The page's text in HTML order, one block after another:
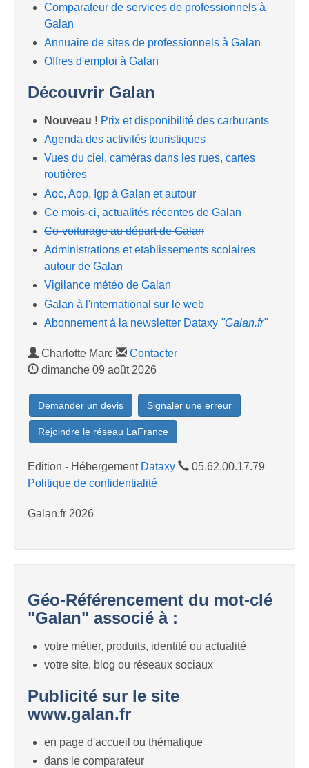
Comparateur de services de professionnels à
Galan
Annuaire de sites de professionnels à Galan
Offres d'emploi à Galan
Découvrir Galan
Nouveau ! Prix et disponibilité des carburants
Agenda des activités touristiques
Vues du ciel, caméras dans les rues, cartes
routières
Aoc, Aop, Igp à Galan et autour
Ce mois-ci, actualités récentes de Galan
Co-voiturage au départ de Galan
Administrations et etablissements scolaires
autour de Galan
Vigilance météo de Galan
Galan à l'international sur le web
Abonnement à la newsletter Dataxy "Galan.fr"
Charlotte Marc
Contacter
dimanche 09 août 2026
Demander un devis Signaler une erreur
Rejoindre le réseau LaFrance
Edition - Hébergement Dataxy
05.62.00.17.79
Politique de confidentialité
Galan.fr 2026
Géo-Référencement du mot-clé
"Galan" associé à :
votre métier, produits, identité ou actualité
votre site, blog ou réseaux sociaux
Publicité sur le site
www.galan.fr
en page d'accueil ou thématique
dans le comparateur